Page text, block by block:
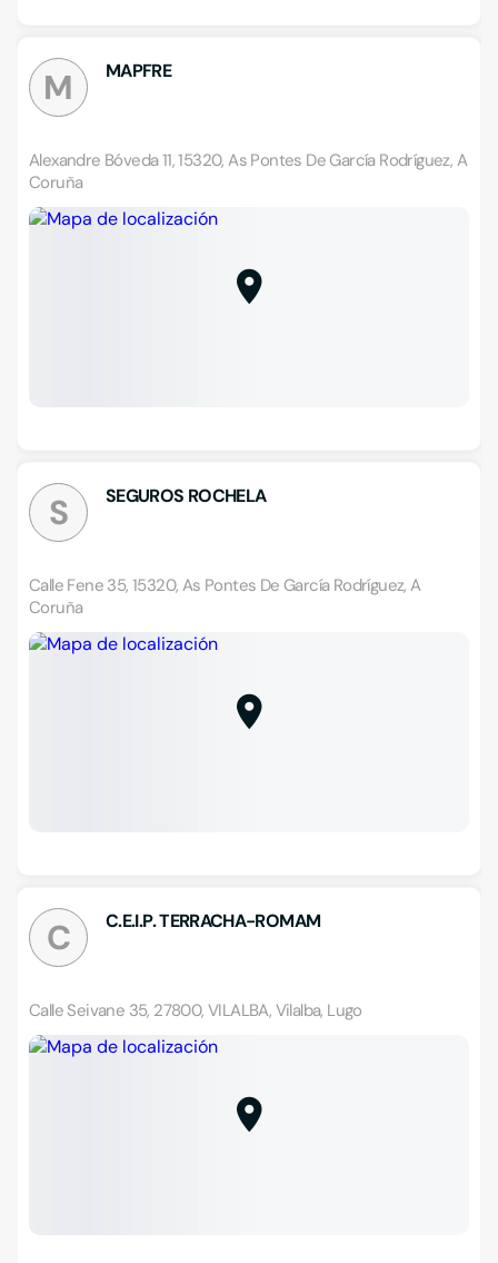
M MAPFRE
Alexandre Bóveda 11, 15320, As Pontes De García Rodríguez, A
Coruña
S SEGUROS ROCHELA
Calle Fene 35, 15320, As Pontes De García Rodríguez, A
Coruña
C C.E.I.P. TERRACHA-ROMAM
Calle Seivane 35, 27800, VILALBA, Vilalba, Lugo